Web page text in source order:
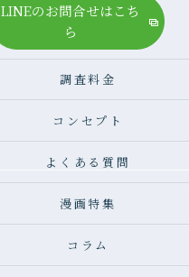
LINEのお問合せはこち
ら
調査料金
コンセプト
よくある質問
漫画特集
コラム